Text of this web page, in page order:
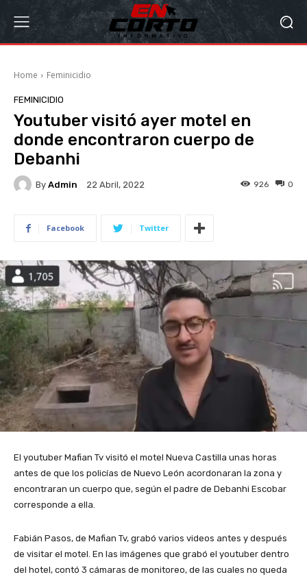
Home Feminicidio
FEMINICIDIO
Youtuber visitó ayer motel en
donde encontraron cuerpo de
Debanhi
By Admin 22 Abril, 2022 0
926
Facebook Twitter
El youtuber Mafian Tv visitó el motel Nueva Castilla unas horas
antes de que los policías de Nuevo León acordonaran la zona y
encontraran un cuerpo que, según el padre de Debanhi Escobar
corresponde a ella.
Fabián Pasos, de Mafian Tv, grabó varios videos antes y después
de visitar el motel. En las imágenes que grabó el youtuber dentro
del hotel, contó 3 cámaras de monitoreo, de las cuales no queda